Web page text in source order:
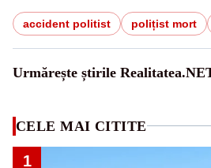
accident politist polițist mort
Urmărește știrile
CELE MAI CITITE
1